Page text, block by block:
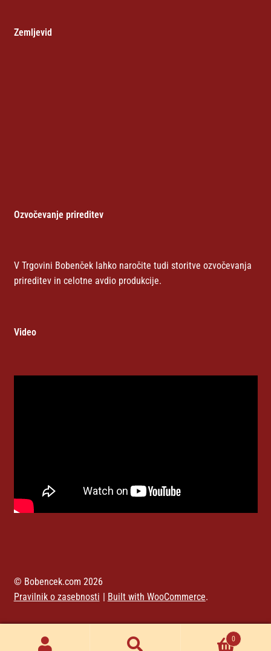
Zemljevid
Ozvočevanje prireditev
V Trgovini Bobenček lahko naročite tudi storitve ozvočevanja
prireditev in celotne avdio produkcije.
Video
© Bobencek.com 2026
Pravilnik o zasebnosti
Built with WooCommerce.
0